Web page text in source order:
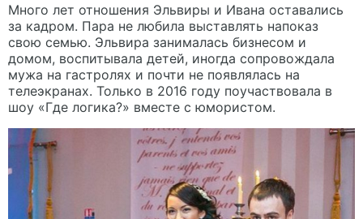
Много лет отношения Эльвиры и Ивана оставались
за кадром. Пара не любила выставлять напоказ
свою семью. Эльвира занималась бизнесом и
домом, воспитывала детей, иногда сопровождала
мужа на гастролях и почти не появлялась на
телеэкранах. Только в 2016 году поучаствовала в
шоу «Где логика?» вместе с юмористом.